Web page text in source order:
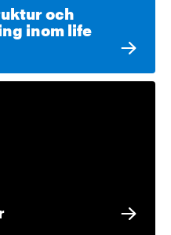
och
inom life